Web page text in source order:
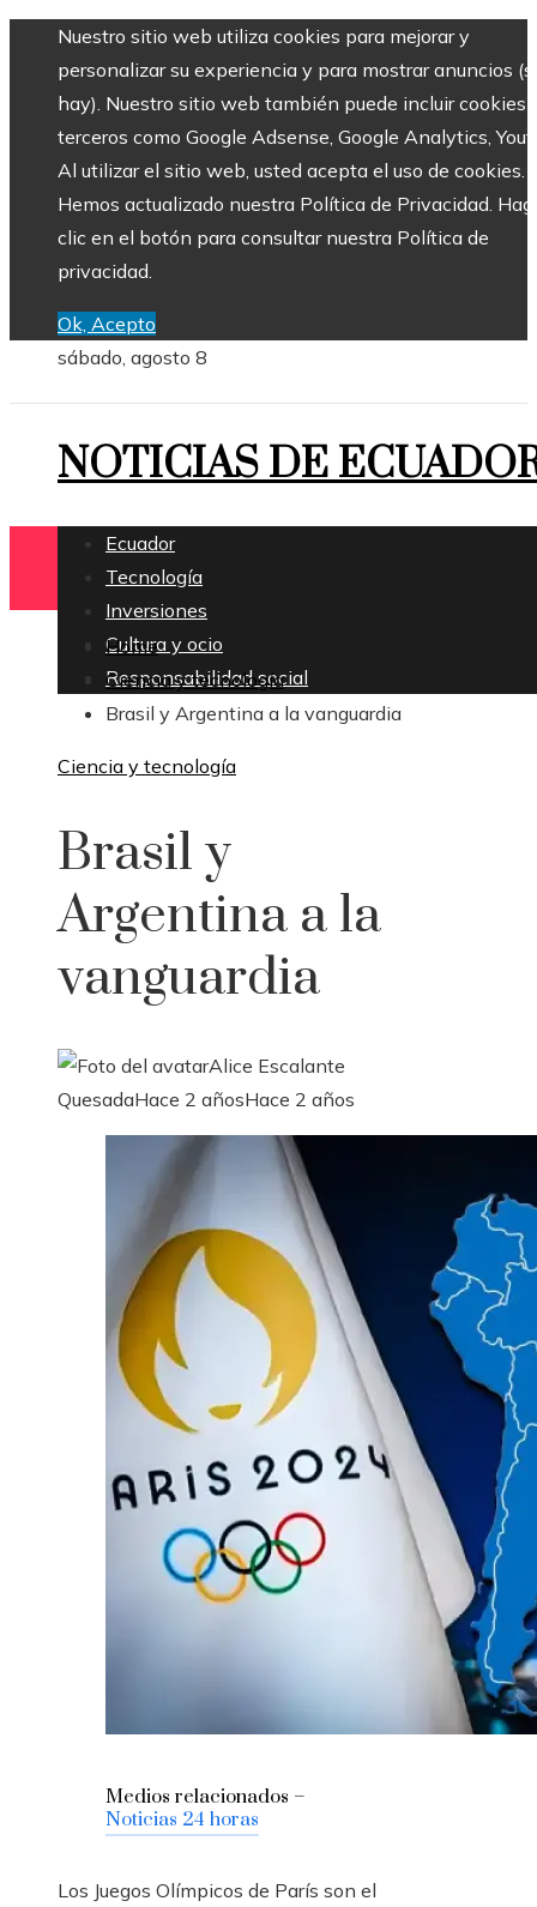
Nuestro sitio web utiliza cookies para mejorar y
personalizar su experiencia y para mostrar anuncios
hay). Nuestro sitio web también puede incluir cookies
terceros como Google Adsense, Google Analytics,
Al utilizar el sitio web, usted acepta el uso de cookies.
Hemos actualizado nuestra Política de Privacidad.
clic en el botón para consultar nuestra Política de
privacidad.
Ok, Acepto
sábado, agosto 8
NOTICIAS DE
Ecuador
Tecnología
Inversiones
Cultura y ocio
Responsabilidad social
Home
Ciencia y tecnología
Brasil y Argentina a la vanguardia
Ciencia y tecnología
Brasil y
Argentina a la
vanguardia
Alice Escalante
QuesadaHace 2 añosHace 2 años
Medios relacionados –
Noticias 24 horas
Los Juegos Olímpicos de París son el